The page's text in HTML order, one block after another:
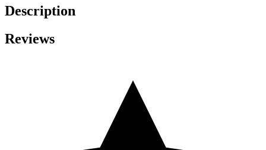
Description
Reviews